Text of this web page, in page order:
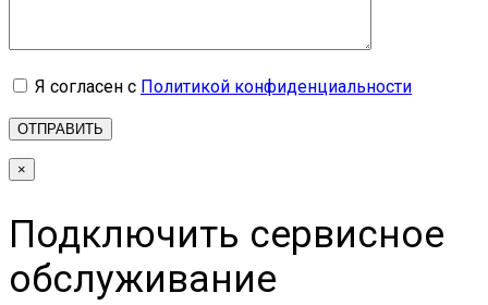
Я согласен с Политикой конфиденциальности
×
Подключить сервисное
обслуживание